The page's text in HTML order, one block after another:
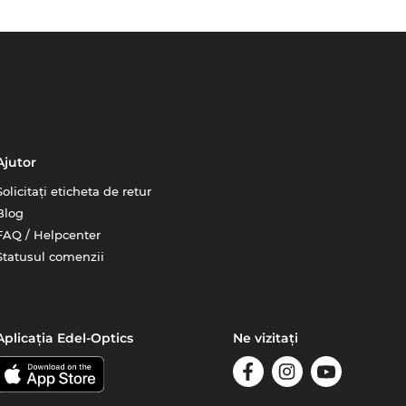
eticheta de retur
/ Helpcenter
comenzii
Edel-Optics Ne vizitați